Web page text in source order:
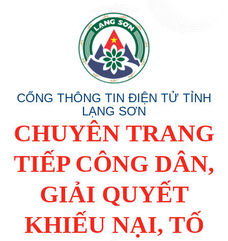
CỔNG THÔNG TIN ĐIỆN TỬ TỈNH
LẠNG SƠN
CHUYÊN TRANG
TIẾP CÔNG DÂN,
GIẢI QUYẾT
KHIẾU NẠI, TỐ